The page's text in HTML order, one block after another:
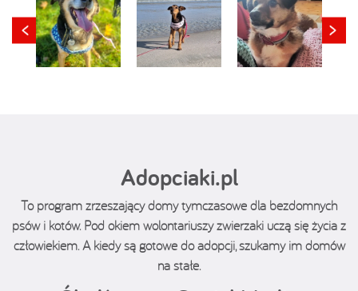
Adopciaki.pl
To program zrzeszający domy tymczasowe dla bezdomnych
psów i kotów. Pod okiem wolontariuszy zwierzaki uczą się życia z
człowiekiem. A kiedy są gotowe do adopcji, szukamy im domów
na stałe.